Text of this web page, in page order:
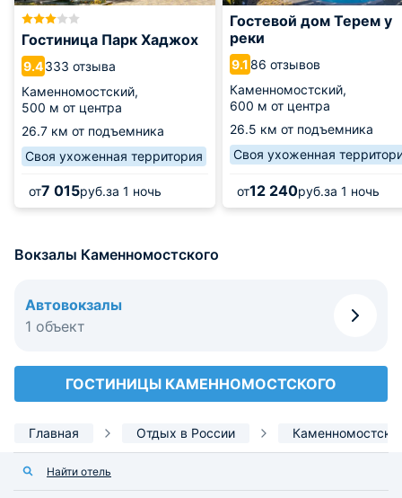
Гостиница Парк Хаджох
9.4333 отзыва
Каменномостский,
500 м от центра
26.7 км от подъемника
Своя ухоженная территория
от7 015руб.за 1 ночь
Гостевой дом Терем у
реки
9.186 отзывов
Каменномостский,
600 м от центра
26.5 км от подъемника
Своя ухоженная
от12 240руб.за 1 ночь
Вокзалы Каменномостского
Автовокзалы
1 объект
ГОСТИНИЦЫ КАМЕННОМОСТСКОГО
Главная Отдых в России
Найти отель